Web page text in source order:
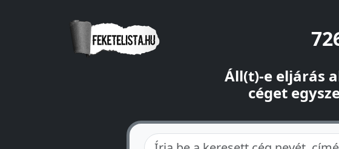
Áll(t)-e eljárás
céget